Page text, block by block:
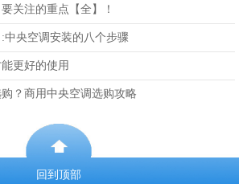
关注的重点【全】！
中央空调安装的八个步骤
更好的使用
？商用中央空调选购攻略
回到顶部